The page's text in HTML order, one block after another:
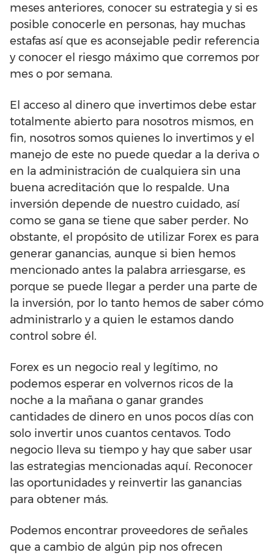
meses anteriores, conocer su estrategia y si es
posible conocerle en personas, hay muchas
estafas así que es aconsejable pedir referencia
y conocer el riesgo máximo que corremos por
mes o por semana.
El acceso al dinero que invertimos debe estar
totalmente abierto para nosotros mismos, en
fin, nosotros somos quienes lo invertimos y el
manejo de este no puede quedar a la deriva o
en la administración de cualquiera sin una
buena acreditación que lo respalde. Una
inversión depende de nuestro cuidado, así
como se gana se tiene que saber perder. No
obstante, el propósito de utilizar Forex es para
generar ganancias, aunque si bien hemos
mencionado antes la palabra arriesgarse, es
porque se puede llegar a perder una parte de
la inversión, por lo tanto hemos de saber cómo
administrarlo y a quien le estamos dando
control sobre él.
Forex es un negocio real y legítimo, no
podemos esperar en volvernos ricos de la
noche a la mañana o ganar grandes
cantidades de dinero en unos pocos días con
solo invertir unos cuantos centavos. Todo
negocio lleva su tiempo y hay que saber usar
las estrategias mencionadas aquí. Reconocer
las oportunidades y reinvertir las ganancias
para obtener más.
Podemos encontrar proveedores de señales
que a cambio de algún pip nos ofrecen